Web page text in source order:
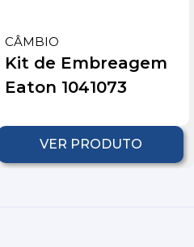
CÂMBIO
Kit de Embreagem
Eaton 1041073
VER PRODUTO